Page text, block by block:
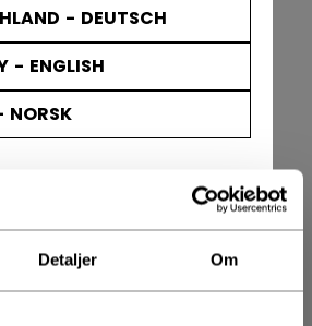
Detaljer Om
- DEUTSCH
- ENGLISH
NORSK